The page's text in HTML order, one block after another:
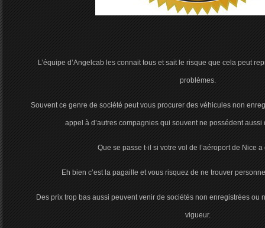
L’équipe d’Angelcab les connait tous et sait le risque que cela peut
problèmes.
Souvent ce genre de société peut vous procurer des véhicules non
appel à d’autres compagnies qui souvent ne possédent aussi
Que se passe t-il si votre vol de l’aéroport de Nice
Eh bien c’est la pagaille et vous risquez de ne trouver
Des prix trop bas aussi peuvent venir de sociétés non enregistrées ou
vigueur.